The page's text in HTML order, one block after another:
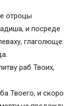
отроцы
и посреде
глаголюще:
раб Твоих,
Твоего, и скоро